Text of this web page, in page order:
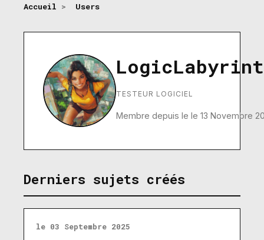
Accueil > Users
TESTEUR LOGICIEL
Membre depuis le le 13 Novembre
Derniers sujets créés
le 03 Septembre 2025